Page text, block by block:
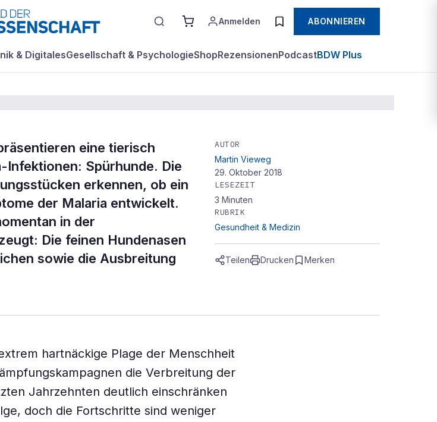
Anmelden ABONNIEREN
& DigitalesGesellschaft & PsychologieShopRezensionenPodcastBDW Plus
Malaria-
eine tierisch
Spürhunde. Die
erkennen, ob ein
der Malaria entwickelt.
in der
Die feinen Hundenasen
sowie die Ausbreitung
AUTOR
Martin Vieweg
29. Oktober 2018
LESEZEIT
3 Minuten
RUBRIK
Gesundheit & Medizin
Teilen Drucken Merken
hartnäckige Plage der Menschheit
die Verbreitung der
Jahrzehnten deutlich einschränken
doch die Fortschritte sind weniger